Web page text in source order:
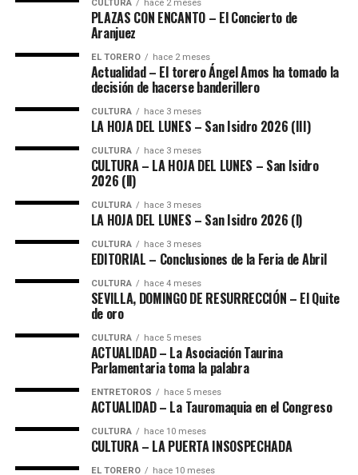
CULTURA hace 2 meses
PLAZAS CON ENCANTO – El Concierto de
Aranjuez
EL TORERO hace 2 meses
Actualidad – El torero Ángel Amos ha tomado la
decisión de hacerse banderillero
CULTURA hace 3 meses
LA HOJA DEL LUNES – San Isidro 2026 (III)
CULTURA hace 3 meses
CULTURA – LA HOJA DEL LUNES – San Isidro
2026 (ll)
CULTURA hace 3 meses
LA HOJA DEL LUNES – San Isidro 2026 (l)
CULTURA hace 3 meses
EDITORIAL – Conclusiones de la Feria de Abril
CULTURA hace 4 meses
SEVILLA, DOMINGO DE RESURRECCIÓN – El Quite
de oro
CULTURA hace 5 meses
ACTUALIDAD – La Asociación Taurina
Parlamentaria toma la palabra
ENTRETOROS hace 5 meses
ACTUALIDAD – La Tauromaquia en el Congreso
CULTURA hace 10 meses
CULTURA – LA PUERTA INSOSPECHADA
EL TORERO hace 10 meses